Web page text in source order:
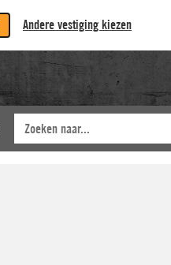
Andere vestiging kiezen